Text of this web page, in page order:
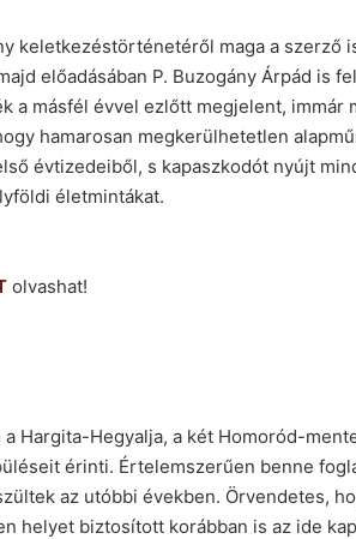
keletkezéstörténetéről maga a szerző
előadásában P. Buzogány Árpád is
a másfél évvel ezlőtt megjelent, immár
hamarosan megkerülhetetlen
évtizedeiből, s kapaszkodót nyújt
életmintákat.
olvashat!
Hargita-Hegyalja, a két Homoród-
érinti. Értelemszerűen benne
az utóbbi években. Örvendetes,
helyet biztosított korábban is az ide